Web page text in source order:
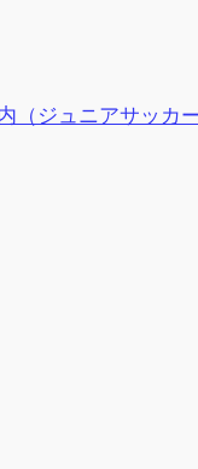
（ジュニアサッカ